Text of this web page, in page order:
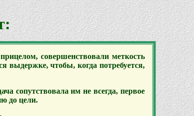
совершенствовали меткость
выдержке, чтобы, когда потребуется,
сопутствовала им не всегда, первое
до цели.